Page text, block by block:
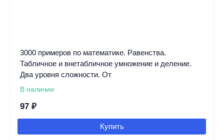
3000 примеров по математике. Равенства.
Табличное и внетабличное умножение и деление.
Два уровня сложности. От
В наличии
97 ₽
Купить